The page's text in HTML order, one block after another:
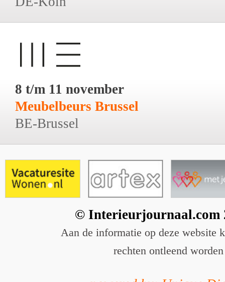
8 t/m 11 november
Meubelbeurs Brussel
BE-Brussel
© Interieurjournaal.com
Aan de informatie op deze website
rechten ontleend worden